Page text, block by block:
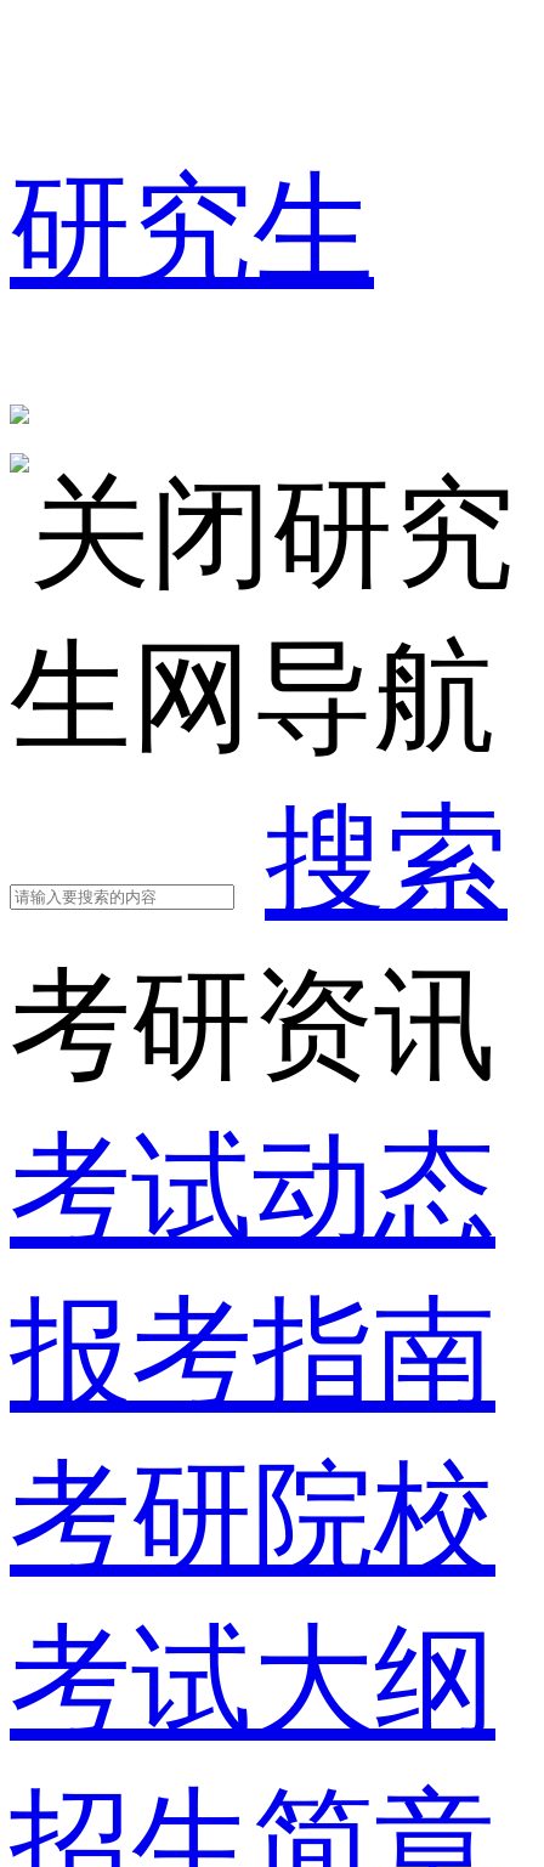
研究生
研究
生网导航
搜索
考研资讯
考试动态
报考指南
考研院校
考试大纲